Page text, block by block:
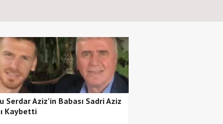
Serdar Aziz’in Babası Sadri Aziz
Kaybetti